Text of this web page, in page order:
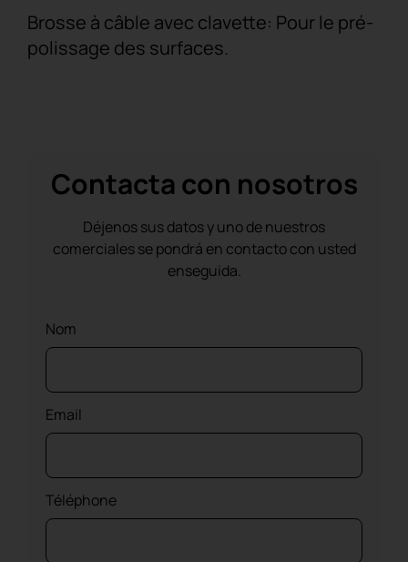
Brosse à câble avec clavette: Pour le pré-
polissage des surfaces.
Contacta con nosotros
Déjenos sus datos y uno de nuestros
comerciales se pondrá en contacto con usted
enseguida.
Nom
Email
Téléphone